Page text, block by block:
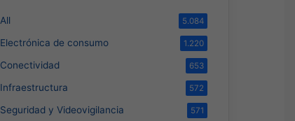
All 5.084
Electrónica de consumo 1.220
Conectividad 653
Infraestructura 572
Seguridad y Videovigilancia 571